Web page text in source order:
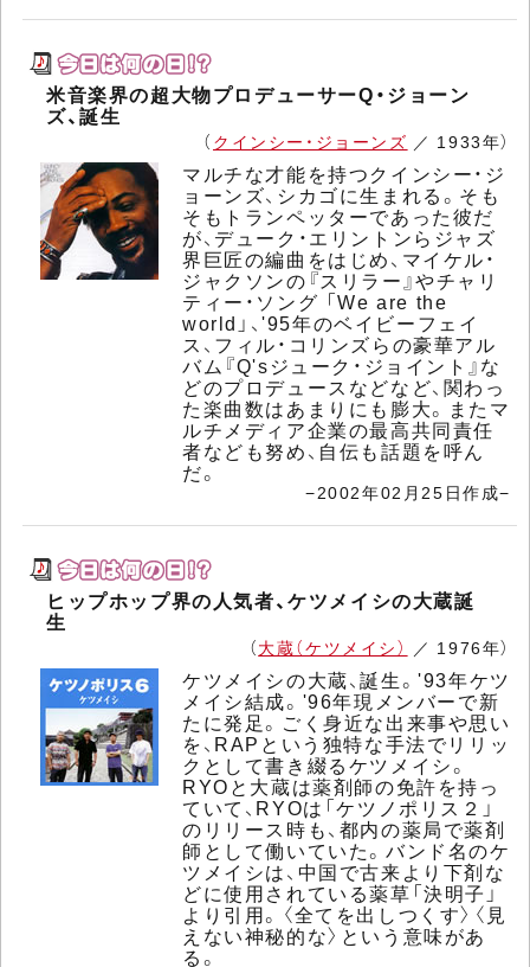
米音楽界の超大物プロデューサーQ・ジョーン
ズ、誕生
（ クインシー・ジョーンズ ／ 1933年）
マルチな才能を持つクインシー・ジ
ョーンズ、シカゴに生まれる。そも
そもトランペッターであった彼だ
が、デューク・エリントンらジャズ
界巨匠の編曲をはじめ、マイケル・
ジャクソンの『スリラー』やチャリ
ティー・ソング 「We are the
world」、'95年のベイビーフェイ
ス、フィル・コリンズらの豪華アル
バム『Q'sジューク・ジョイント』な
どのプロデュースなどなど、関わっ
た楽曲数はあまりにも膨大。またマ
ルチメディア企業の最高共同責任
者なども努め、自伝も話題を呼ん
だ。
−2002年02月25日作成−
ヒップホップ界の人気者、ケツメイシの大蔵誕
生
（大蔵（ケツメイシ） ／ 1976年）
ケツメイシの大蔵、誕生。'93年ケツ
メイシ結成。'96年現メンバーで新
たに発足。ごく身近な出来事や思い
を、RAPという独特な手法でリリッ
クとして書き綴るケツメイシ。
RYOと大蔵は薬剤師の免許を持っ
ていて、RYOは「ケツノポリス２」
のリリース時も、都内の薬局で薬剤
師として働いていた。バンド名のケ
ツメイシは、中国で古来より下剤な
どに使用されている薬草「決明子」
より引用。〈全てを出しつくす〉〈見
えない神秘的な〉という意味があ
る。